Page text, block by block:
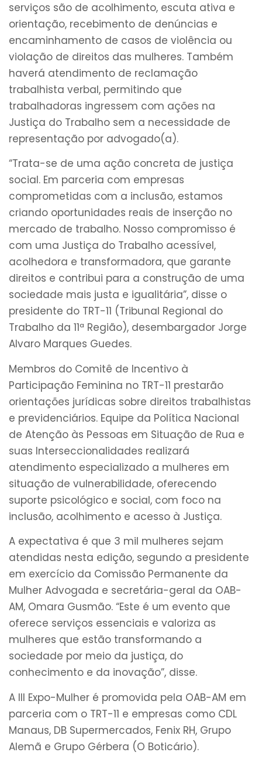
serviços são de acolhimento, escuta ativa e
orientação, recebimento de denúncias e
encaminhamento de casos de violência ou
violação de direitos das mulheres. Também
haverá atendimento de reclamação
trabalhista verbal, permitindo que
trabalhadoras ingressem com ações na
Justiça do Trabalho sem a necessidade de
representação por advogado(a).
“Trata-se de uma ação concreta de justiça
social. Em parceria com empresas
comprometidas com a inclusão, estamos
criando oportunidades reais de inserção no
mercado de trabalho. Nosso compromisso é
com uma Justiça do Trabalho acessível,
acolhedora e transformadora, que garante
direitos e contribui para a construção de uma
sociedade mais justa e igualitária”, disse o
presidente do TRT-11 (Tribunal Regional do
Trabalho da 11ª Região), desembargador Jorge
Alvaro Marques Guedes.
Membros do Comitê de Incentivo à
Participação Feminina no TRT-11 prestarão
orientações jurídicas sobre direitos trabalhistas
e previdenciários. Equipe da Política Nacional
de Atenção às Pessoas em Situação de Rua e
suas Interseccionalidades realizará
atendimento especializado a mulheres em
situação de vulnerabilidade, oferecendo
suporte psicológico e social, com foco na
inclusão, acolhimento e acesso à Justiça.
A expectativa é que 3 mil mulheres sejam
atendidas nesta edição, segundo a presidente
em exercício da Comissão Permanente da
Mulher Advogada e secretária-geral da OAB-
AM, Omara Gusmão. “Este é um evento que
oferece serviços essenciais e valoriza as
mulheres que estão transformando a
sociedade por meio da justiça, do
conhecimento e da inovação”, disse.
A III Expo-Mulher é promovida pela OAB-AM em
parceria com o TRT-11 e empresas como CDL
Manaus, DB Supermercados, Fenix RH, Grupo
Alemã e Grupo Gérbera (O Boticário).